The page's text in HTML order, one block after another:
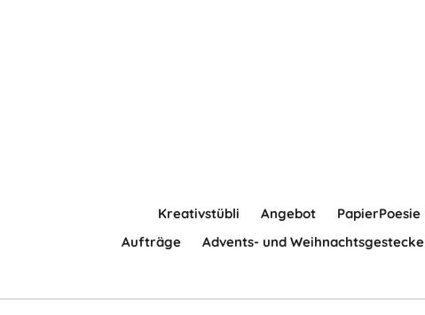
Kreativstübli Angebot PapierPoesie
Aufträge
Advents- und Weihnachtsgestecke